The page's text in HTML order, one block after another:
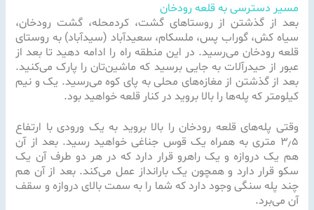
مسیر دسترسی به قلعه رودخان
بعد از گذشتن از روستاهای گشت، کردمحله، گشت رودخان،
سیاه کش، گوراب پس، ملسکام، سعیدآباد (سیدآباد) به روستای
قلعه رودخان می‌رسید. در این منطقه راه را ادامه دهید تا بعد از
عبور از حیدرآلات به جایی برسید که ماشین‌تان را پارک می‌کنید.
بعد از گذشتن از مغازه‌های محلی به پای کوه می‌رسید. یک و نیم
کیلومتر که پله‌ها را بالا بروید در کنار قلعه خواهید بود.
وقتی پله‌های قلعه رودخان را بالا بروید به یک ورودی با ارتفاع
۳٫۵ متری به همراه یک قوس جناغی خواهید رسید. بعد از آن
هم یک دروازه و یک راهرو قرار دارد که در هر دو طرف آن یک
سکو قرار دارد و همچون یک بارانداز عمل می‌کند. بعد از آن هم
چند پله سنگی وجود دارد که شما را به سمت بالای دروازه و سقف
آن می‌برد.